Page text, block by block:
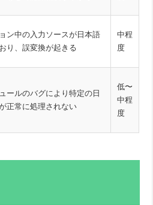
ン中の入力ソースが日本語
り、誤変換が起きる
中程
度
ールのバグにより特定の日
正常に処理されない
低〜
中程
度